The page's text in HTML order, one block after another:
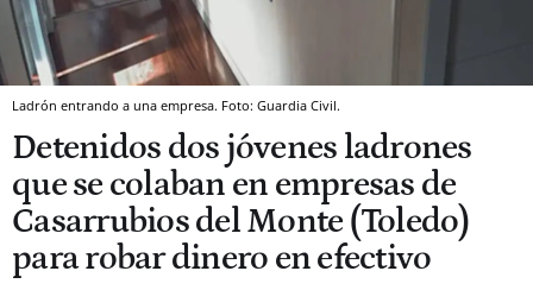
Ladrón entrando a una empresa. Foto: Guardia Civil.
Detenidos dos jóvenes ladrones
que se colaban en empresas de
Casarrubios del Monte (Toledo)
para robar dinero en efectivo